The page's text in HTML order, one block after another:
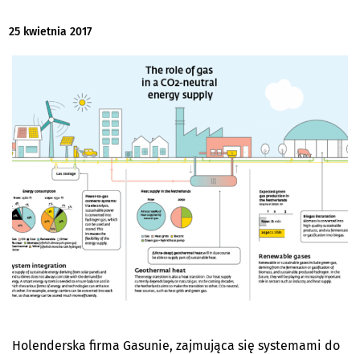
25 kwietnia 2017
Holenderska firma Gasunie, zajmująca się systemami do